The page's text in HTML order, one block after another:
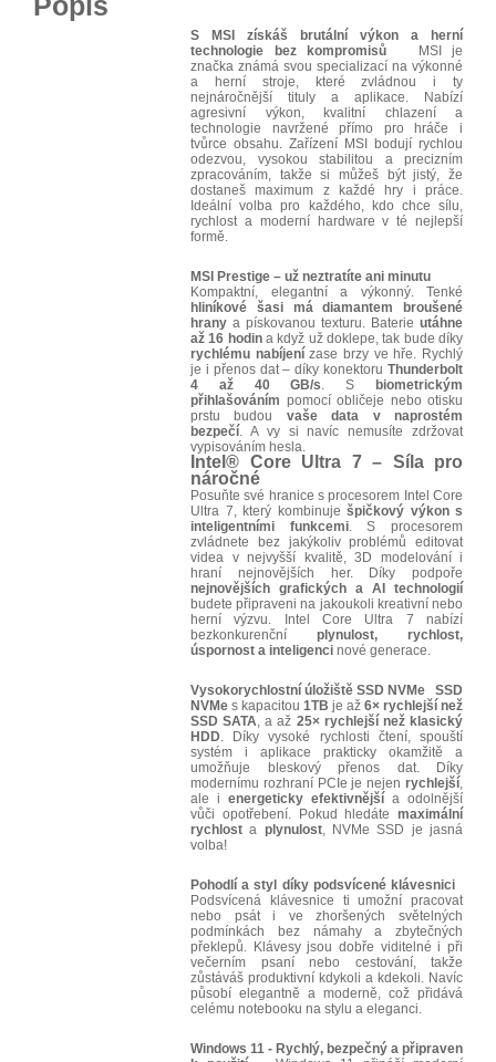
S MSI získáš brutální výkon a herní
technologie bez kompromisů MSI je
značka známá svou specializací na výkonné
a herní stroje, které zvládnou i ty
nejnáročnější tituly a aplikace. Nabízí
agresivní výkon, kvalitní chlazení a
technologie navržené přímo pro hráče i
tvůrce obsahu. Zařízení MSI bodují rychlou
odezvou, vysokou stabilitou a precizním
zpracováním, takže si můžeš být jistý, že
dostaneš maximum z každé hry i práce.
Ideální volba pro každého, kdo chce sílu,
rychlost a moderní hardware v té nejlepší
formě.
MSI Prestige – už neztratíte ani minutu
Kompaktní, elegantní a výkonný. Tenké
hliníkové šasi má diamantem broušené
hrany a pískovanou texturu. Baterie utáhne
až 16 hodina když už doklepe, tak bude díky
rychlému nabíjenízase brzy ve hře. Rychlý
je i přenos dat – díky konektoru Thunderbolt
4 až 40 GB/s. S
biometrickým
přihlašováním pomocí obličeje nebo otisku
prstu budou vaše data v naprostém
bezpečí. A vy si navíc nemusíte zdržovat
vypisováním hesla.
Intel ® Core Ultra 7 – Síla pro
náročné
Posuňte své hranice s procesorem Intel Core
Ultra 7, který kombinuje špičkový výkon s
inteligentními funkcemi. S procesorem
zvládnete bez jakýkoliv problémů editovat
videa v nejvyšší kvalitě, 3D modelování i
hraní nejnovějších her. Díky podpoře
nejnovějších grafických a AI technologií
budete připraveni na jakoukoli kreativní nebo
herní výzvu. Intel Core Ultra 7 nabízí
bezkonkurenční plynulost, rychlost,
úspornost a inteligenci nové generace.
Vysokorychlostní úložiště SSD NVMe
SSD
NVMe s kapacitou 1TB je až 6× rychlejší než
SSD SATA, a až 25× rychlejší než klasický
HDD. Díky vysoké rychlosti čtení, spouští
systém i aplikace prakticky okamžitě a
umožňuje bleskový přenos dat. Díky
modernímu rozhraní PCIe je nejen rychlejší,
ale i energeticky efektivnější a odolnější
vůči opotřebení. Pokud hledáte maximální
rychlost a plynulost, NVMe SSD je jasná
volba!
Pohodlí a styl díky podsvícené klávesnici
Podsvícená klávesnice ti umožní pracovat
nebo psát i ve zhoršených světelných
podmínkách bez námahy a zbytečných
překlepů. Klávesy jsou dobře viditelné i při
večerním psaní nebo cestování, takže
zůstáváš produktivní kdykoli a kdekoli. Navíc
působí elegantně a moderně, což přidává
celému notebooku na stylu a eleganci.
Windows 11 - Rychlý, bezpečný a připraven